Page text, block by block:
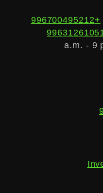
+996700495212